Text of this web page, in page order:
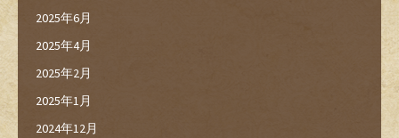
2025年6月
2025年4月
2025年2月
2025年1月
2024年12月